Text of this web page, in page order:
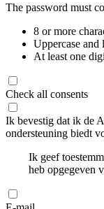
The password must
8 or more
Uppercase and
At least one
Check all consents
Ik bevestig dat ik de
ondersteuning biedt
Ik geef
heb opgegeven